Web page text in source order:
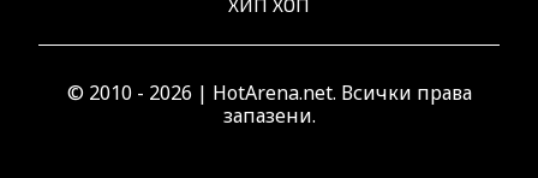
© 2010 - 2026 | HotArena.net. Всички права
запазени.